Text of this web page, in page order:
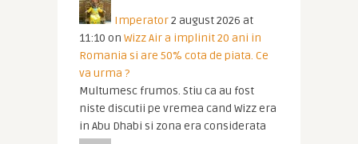
Imperator2 august 2026 at
11:10 on Wizz Air a implinit 20 ani in
Romania si are 50% cota de piata. Ce
va urma ?
Multumesc frumos. Stiu ca au fost
niste discutii pe vremea cand Wizz era
in Abu Dhabi si zona era considerata